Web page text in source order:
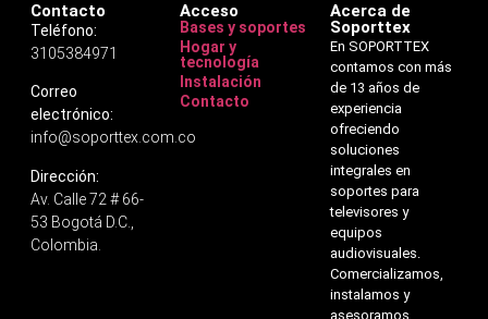
Contacto
Teléfono:
3105384971
Correo
electrónico:
info@soporttex.com.co
Dirección:
Av. Calle 72 # 66-
53 Bogotá D.C.,
Colombia.
Acceso
Bases y soportes
Hogar y
tecnología
Instalación
Contacto
Acerca de
Soporttex
En SOPORTTEX
contamos con más
de 13 años de
experiencia
ofreciendo
soluciones
integrales en
soportes para
televisores y
equipos
audiovisuales.
Comercializamos,
instalamos y
asesoramos